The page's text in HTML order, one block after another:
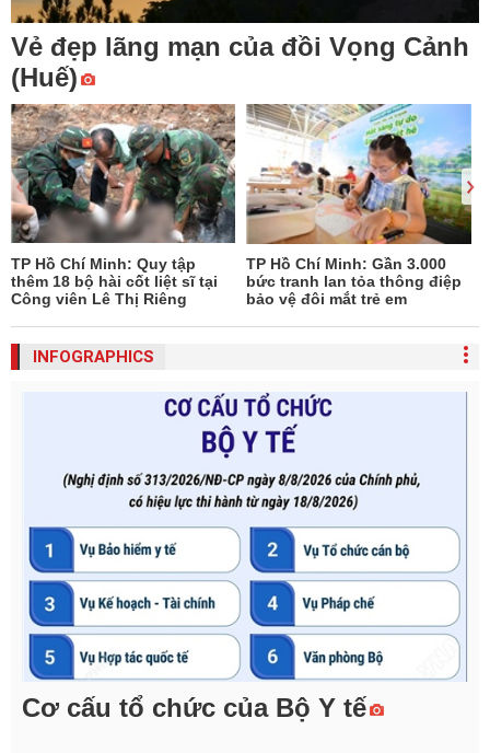
Vẻ đẹp lãng mạn của đồi Vọng Cảnh
(Huế)
TP Hồ Chí Minh: Quy tập
thêm 18 bộ hài cốt liệt sĩ tại
Công viên Lê Thị Riêng
TP Hồ Chí Minh: Gần 3.000
bức tranh lan tỏa thông điệp
bảo vệ đôi mắt trẻ em
INFOGRAPHICS
Cơ cấu tổ chức của Bộ Y tế